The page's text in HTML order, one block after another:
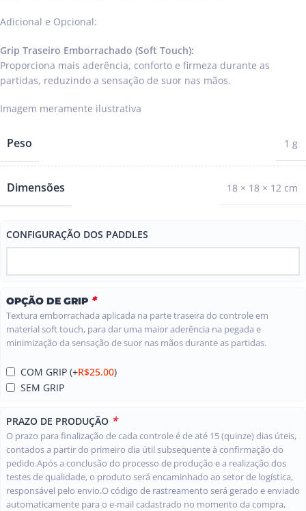
Adicional e Opcional:
Grip Traseiro Emborrachado (Soft Touch):
Proporciona mais aderência, conforto e firmeza durante as
partidas, reduzindo a sensação de suor nas mãos.
Peso 1 g
Dimensões 18 × 18 × 12 cm
CONFIGURAÇÃO DOS PADDLES
OPÇÃO DE GRIP *
Textura emborrachada aplicada na parte traseira do controle em
material soft touch, para dar uma maior aderência na pegada e
minimização da sensação de suor nas mãos durante as partidas.
COM GRIP (+R$25.00)
SEM GRIP
PRAZO DE PRODUÇÃO *
O prazo para finalização de cada controle é de até 15 (quinze) dias úteis,
contados a partir do primeiro dia útil subsequente à confirmação do
pedido.Após a conclusão do processo de produção e a realização dos
testes de qualidade, o produto será encaminhado ao setor de logística,
responsável pelo envio.O código de rastreamento será gerado e enviado
automaticamente para o e-mail cadastrado no momento da compra,